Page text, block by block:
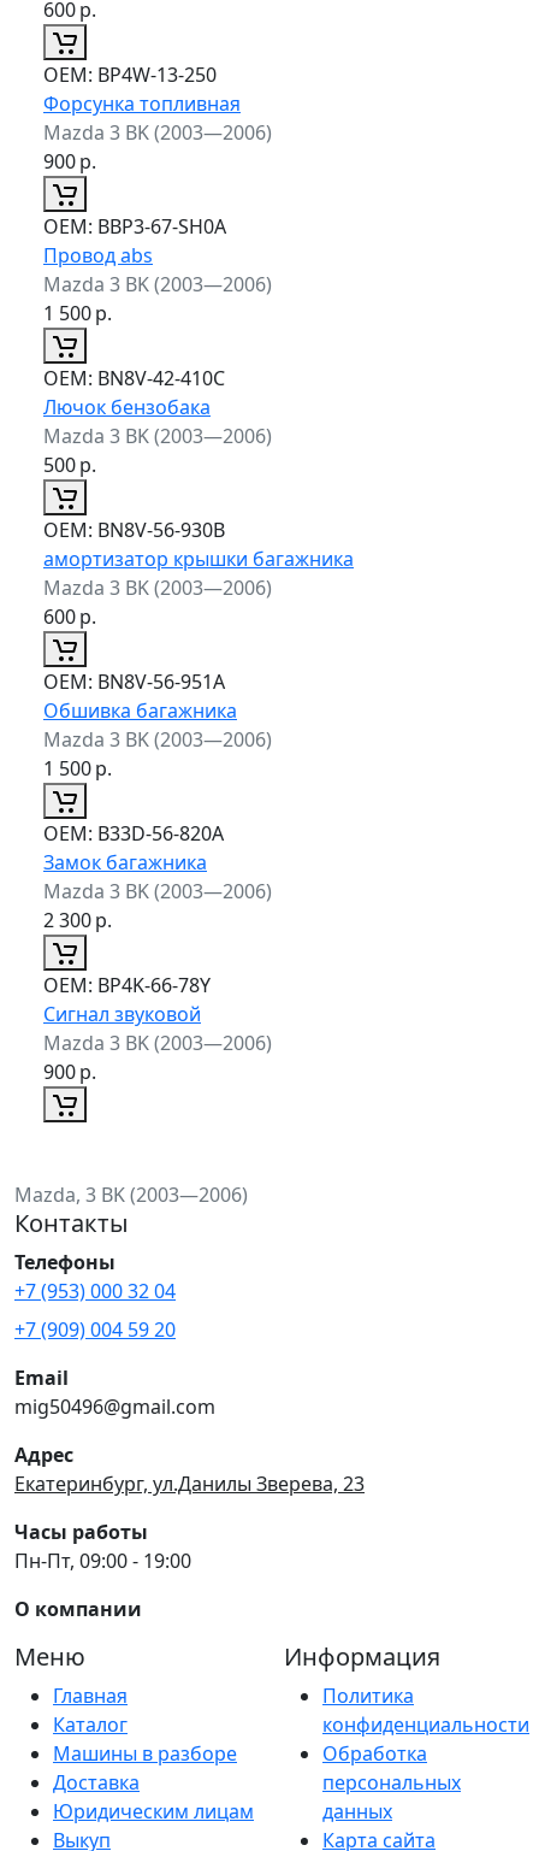
600р.
ОЕМ: BP4W-13-250
Форсунка топливная
Mazda 3 BK (2003—2006)
900р.
ОЕМ: BBP3-67-SH0A
Провод abs
Mazda 3 BK (2003—2006)
1 500р.
ОЕМ: BN8V-42-410C
Лючок бензобака
Mazda 3 BK (2003—2006)
500р.
ОЕМ: BN8V-56-930B
амортизатор крышки багажника
Mazda 3 BK (2003—2006)
600р.
ОЕМ: BN8V-56-951A
Обшивка багажника
Mazda 3 BK (2003—2006)
1 500р.
ОЕМ: B33D-56-820A
Замок багажника
Mazda 3 BK (2003—2006)
2 300р.
ОЕМ: BP4K-66-78Y
Сигнал звуковой
Mazda 3 BK (2003—2006)
900р.
Mazda, 3 BK (2003—2006)
Контакты
Телефоны
+7 (953) 000 32 04
+7 (909) 004 59 20
Email
mig50496@gmail.com
Адрес
Екатеринбург, ул.Данилы Зверева, 23
Часы работы
Пн-Пт, 09:00 - 19:00
О компании
Меню
Главная
Каталог
Машины в разборе
Доставка
Юридическим лицам
Выкуп
Информация
Политика
конфиденциальности
Обработка
персональных
данных
Карта сайта